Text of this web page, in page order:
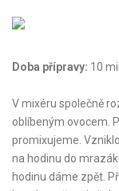
Doba přípravy: 10
V mixéru společně
oblíbeným ovocem.
promixujeme.
na hodinu do
hodinu dáme zpět.